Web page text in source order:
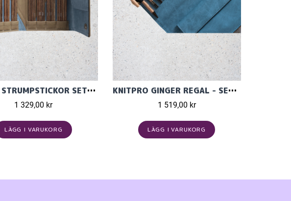
GINGER STRUMPSTICKOR SET 20CM
1 329,00 kr
LÄGG I VARUKORG
KNITPRO GINGER REGAL - SET MED ÄNDSTICKOR (11 PAR, 13 CM)
1 519,00 kr
LÄGG I VARUKORG